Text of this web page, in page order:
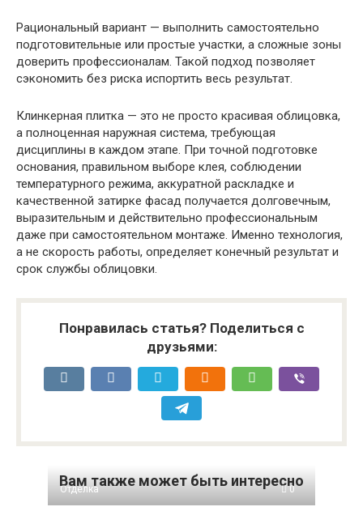
Рациональный вариант — выполнить самостоятельно
подготовительные или простые участки, а сложные зоны
доверить профессионалам. Такой подход позволяет
сэкономить без риска испортить весь результат.
Клинкерная плитка — это не просто красивая облицовка,
а полноценная наружная система, требующая
дисциплины в каждом этапе. При точной подготовке
основания, правильном выборе клея, соблюдении
температурного режима, аккуратной раскладке и
качественной затирке фасад получается долговечным,
выразительным и действительно профессиональным
даже при самостоятельном монтаже. Именно технология,
а не скорость работы, определяет конечный результат и
срок службы облицовки.
Понравилась статья? Поделиться с
друзьями:
Вам также может быть интересно
Отделка 0